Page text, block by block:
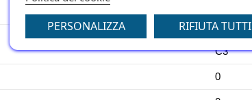
73
C1
C3
0
PERSONALIZZA RIFIUTA TUTTI